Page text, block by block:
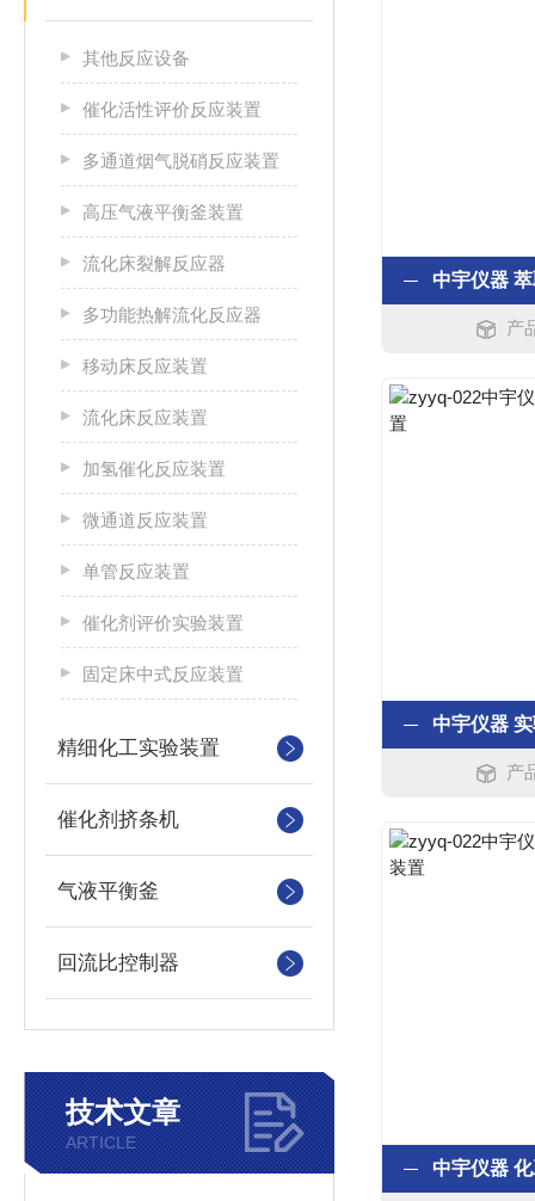
其他反应设备
催化活性评价反应装置
多通道烟气脱硝反应装置
高压气液平衡釜装置
流化床裂解反应器
多功能热解流化反应器
移动床反应装置
流化床反应装置
加氢催化反应装置
微通道反应装置
单管反应装置
催化剂评价实验装置
固定床中式反应装置
精细化工实验装置
催化剂挤条机
气液平衡釜
回流比控制器
技术文章
ARTICLE
产
产